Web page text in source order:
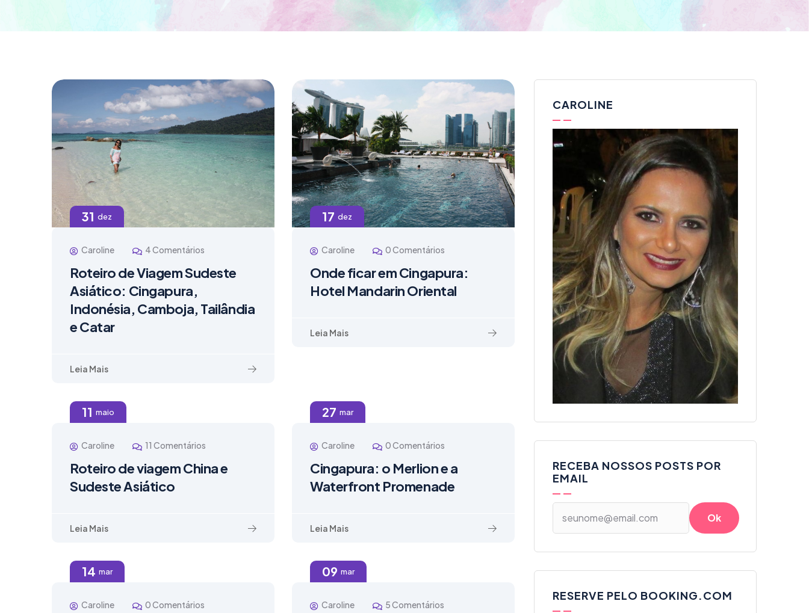
31 dez
Caroline 4 Comentários
Roteiro de Viagem Sudeste
Asiático: Cingapura,
Indonésia, Camboja, Tailândia
e Catar
Leia Mais
17 dez
Caroline 0 Comentários
Onde ficar em Cingapura:
Hotel Mandarin Oriental
Leia Mais
11 maio
Caroline 11 Comentários
Roteiro de viagem China e
Sudeste Asiático
Leia Mais
27 mar
Caroline 0 Comentários
Cingapura: o Merlion e a
Waterfront Promenade
Leia Mais
14 mar
Caroline 0 Comentários
09 mar
Caroline 5 Comentários
CAROLINE
RECEBA NOSSOS POSTS POR
EMAIL
RESERVE PELO BOOKING.COM